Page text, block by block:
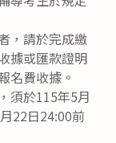
，請於完成繳
據或匯款證明
名費收據。
須於115年5月
22日24:00前